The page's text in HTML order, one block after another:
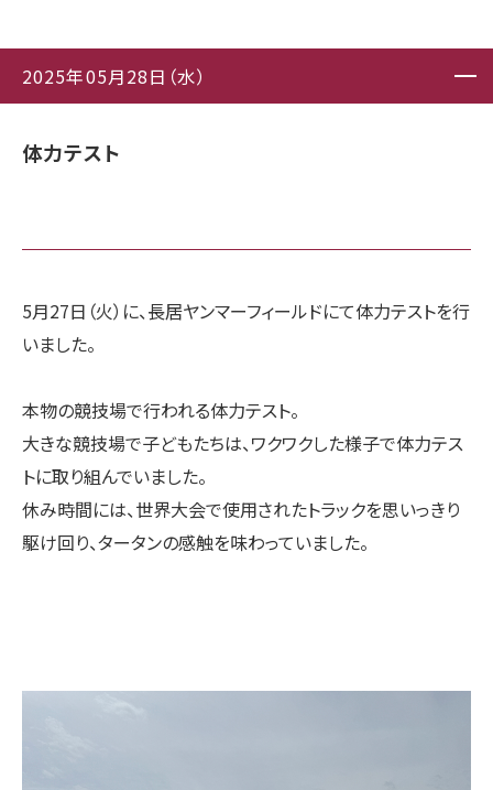
2025年05月28日（水）
体力テスト
5月27日（火）に、長居ヤンマーフィールドにて体力テストを行
いました。
本物の競技場で行われる体力テスト。
大きな競技場で子どもたちは、ワクワクした様子で体力テス
トに取り組んでいました。
休み時間には、世界大会で使用されたトラックを思いっきり
駆け回り、タータンの感触を味わっていました。